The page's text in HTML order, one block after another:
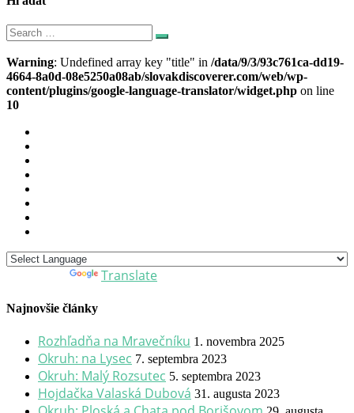
Search
for:
Search
Warning: Undefined array key "title" in /data/9/3/93c761ca-dd19-
4664-8a0d-08e5250a08ab/slovakdiscoverer.com/web/wp-
content/plugins/google-language-translator/widget.php on line
10
Translate
Najnovšie články
Rozhľadňa na Mravečníku 1. novembra 2025
Okruh: na Lysec 7. septembra 2023
Okruh: Malý Rozsutec 5. septembra 2023
Hojdačka Valaská Dubová 31. augusta 2023